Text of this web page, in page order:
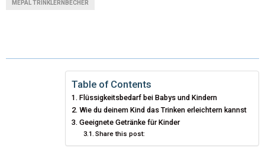
T O
O
K
R
E
S
T
D
N
MEPAL TRINKLERNBECHER
Table of Contents
Flüssigkeitsbedarf bei Babys und Kindern
Wie du deinem Kind das Trinken erleichtern kannst
Geeignete Getränke für Kinder
Share this post: